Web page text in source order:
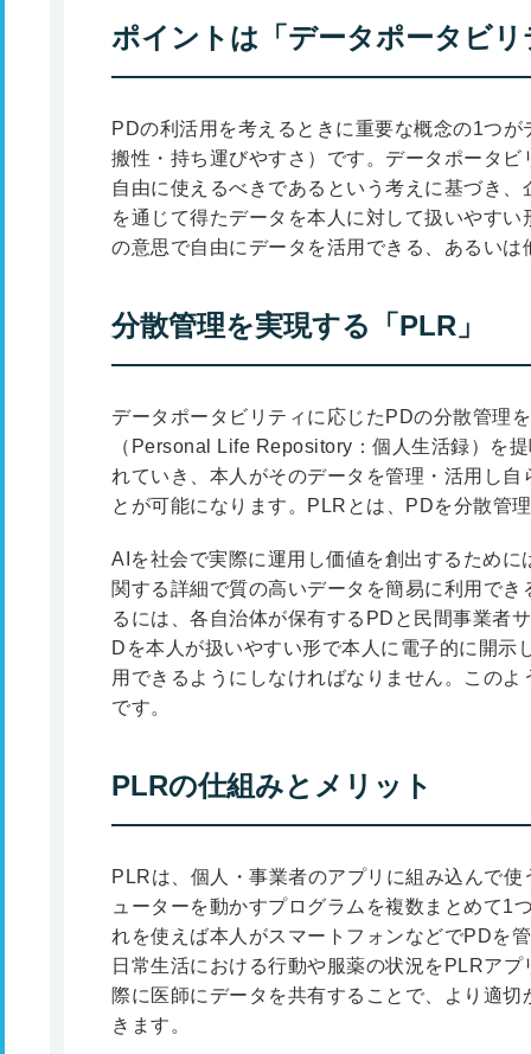
ポイントは「データポータビリ
PDの利活用を考えるときに重要な概念の1つ
搬性・持ち運びやすさ）です。データポータ
自由に使えるべきであるという考えに基づき
を通じて得たデータを本人に対して扱いやす
の意思で自由にデータを活用できる、あるい
分散管理を実現する「PLR」
データポータビリティに応じたPDの分散管理
（Personal Life Repository：個人生活録）を
れていき、本人がそのデータを管理・活用し
とが可能になります。PLRとは、PDを分散管
AIを社会で実際に運用し価値を創出するため
関する詳細で質の高いデータを簡易に利用で
るには、各自治体が保有するPDと民間事業者
Dを本人が扱いやすい形で本人に電子的に開示
用できるようにしなければなりません。この
です。
PLRの仕組みとメリット
PLRは、個人・事業者のアプリに組み込んで
ューターを動かすプログラムを複数まとめて1
れを使えば本人がスマートフォンなどでPDを
日常生活における行動や服薬の状況をPLRア
際に医師にデータを共有することで、より適
きます。